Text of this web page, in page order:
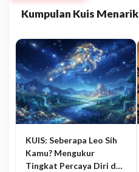
Kumpulan Kuis Menarik
KUIS: Seberapa Leo Sih
Kamu? Mengukur
Tingkat Percaya Diri dan